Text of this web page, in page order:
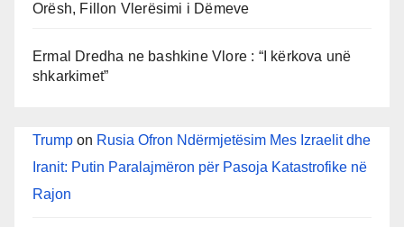
Orësh, Fillon Vlerësimi i Dëmeve
Ermal Dredha ne bashkine Vlore : “I kërkova unë
shkarkimet”
Trump on Rusia Ofron Ndërmjetësim Mes Izraelit dhe
Iranit: Putin Paralajmëron për Pasoja Katastrofike në
Rajon